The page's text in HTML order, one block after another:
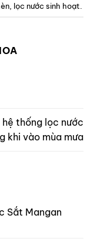
, lọc nước sinh hoạt.
thống lọc nước
khi vào mùa mưa
Sắt Mangan